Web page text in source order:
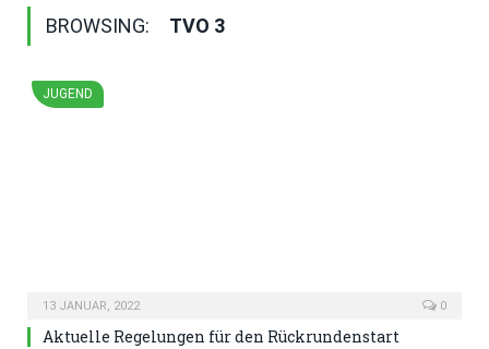
BROWSING: TVO 3
JUGEND
13 JANUAR, 2022 0
Aktuelle Regelungen für den Rückrundenstart